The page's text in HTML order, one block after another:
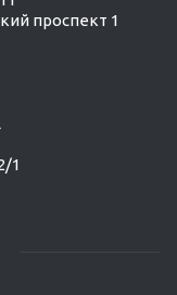
проспект 1
1